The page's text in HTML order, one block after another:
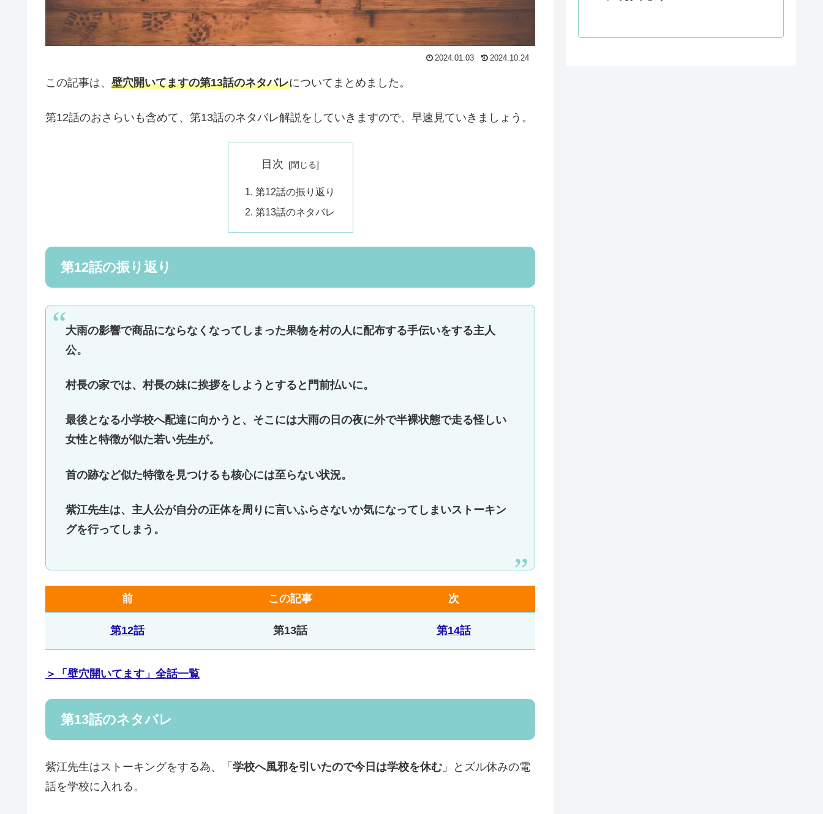
2024.01.03 2024.10.24
この記事は、 壁穴開いてますの第13話のネタバレについてまとめました。
第12話のおさらいも含めて、第13話のネタバレ解説をしていきますので、早速見ていきましょう。
目次
第12話の振り返り
第13話のネタバレ
第12話の振り返り
大雨の影響で商品にならなくなってしまった果物を村の人に配布する手伝いをする主人
公。
村長の家では、村長の妹に挨拶をしようとすると門前払いに。
最後となる小学校へ配達に向かうと、そこには大雨の日の夜に外で半裸状態で走る怪しい
女性と特徴が似た若い先生が。
首の跡など似た特徴を見つけるも核心には至らない状況。
紫江先生は、主人公が自分の正体を周りに言いふらさないか気になってしまいストーキン
グを行ってしまう。
前 この記事 次
第12話 第13話 第14話
＞「壁穴開いてます」全話一覧
第13話のネタバレ
紫江先生はストーキングをする為、「 学校へ風邪を引いたので今日は学校を休む 」とズル休みの電
話を学校に入れる。